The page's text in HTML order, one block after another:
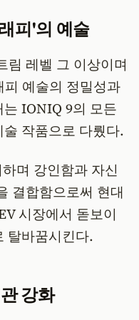
피'의 예술
림 레벨 그 이상이며
예술의 정밀성과
IONIQ 9의 모든
작품으로 다뤘다.
며 강인함과 자신
결합함으로써 현대
시장에서 돋보이
탈바꿈시킨다.
강화